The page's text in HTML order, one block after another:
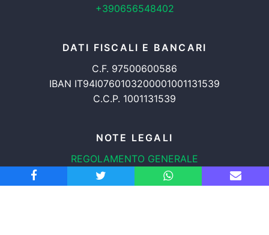
+390656548402
DATI FISCALI E BANCARI
C.F. 97500600586
IBAN IT94I0760103200001001131539
C.C.P. 1001131539
NOTE LEGALI
REGOLAMENTO GENERALE
PROTEZIONE DATI
INFORMATIVA COOKIES